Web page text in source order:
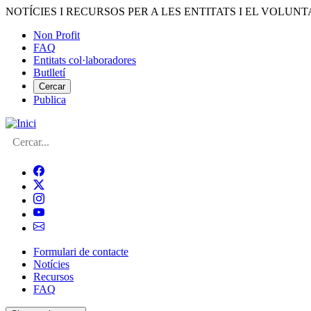
Vés
contingut
NOTÍCIES I RECURSOS PER A LES ENTITATS I EL
Menú
del
compte
d'usuari
Non Profit
FAQ
Entitats col·laboradores
Butlletí
Cercar
Publica
Cerca
Navegació
principal
de
Formulari de contacte
Notícies
Recursos
FAQ